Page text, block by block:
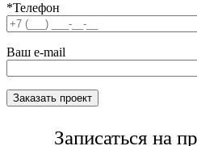
*Телефон
Ваш e-mail
Записаться на